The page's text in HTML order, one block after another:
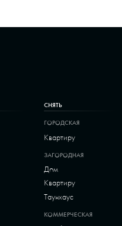
СНЯТЬ
ГОРОДСКАЯ
Квартиру
ЗАГОРОДНАЯ
Дом
Квартиру
Таунхаус
КОММЕРЧЕСКАЯ